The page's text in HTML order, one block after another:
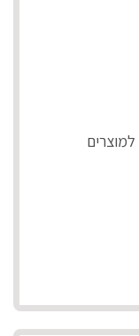
הגדרת חזון, אסטרטגיה ו-Roadmap למוצרים
מוצר מדיד...